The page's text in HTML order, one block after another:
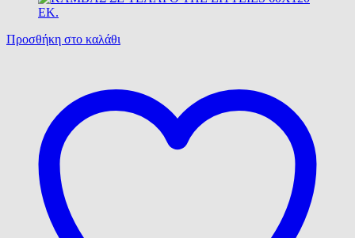
Προσθήκη στο καλάθι